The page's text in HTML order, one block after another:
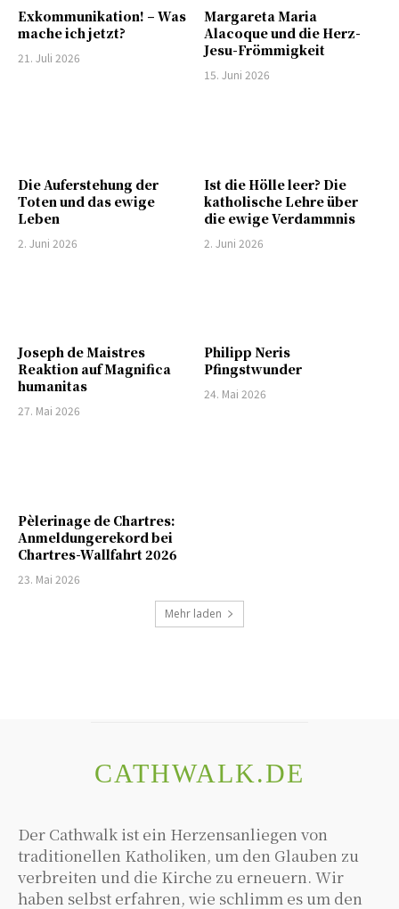
Exkommunikation! – Was
mache ich jetzt?
21. Juli 2026
Margareta Maria
Alacoque und die Herz-
Jesu-Frömmigkeit
15. Juni 2026
Die Auferstehung der
Toten und das ewige
Leben
2. Juni 2026
Ist die Hölle leer? Die
katholische Lehre über
die ewige Verdammnis
2. Juni 2026
Joseph de Maistres
Reaktion auf Magnifica
humanitas
27. Mai 2026
Philipp Neris
Pfingstwunder
24. Mai 2026
Pèlerinage de Chartres:
Anmeldungerekord bei
Chartres-Wallfahrt 2026
23. Mai 2026
Mehr laden
CATHWALK.DE
Der Cathwalk ist ein Herzensanliegen von
traditionellen Katholiken, um den Glauben zu
verbreiten und die Kirche zu erneuern. Wir
haben selbst erfahren, wie schlimm es um den